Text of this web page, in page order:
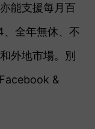
能支援每月百
全年無休、不
外地市場。別
&